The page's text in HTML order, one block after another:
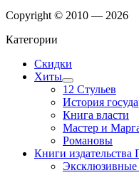
Copyright © 2010 — 2026
Категории
Скидки
Хиты
12 Стульев
История
Книга власти
Мастер и
Романовы
Книги издательства
Эксклюзивные